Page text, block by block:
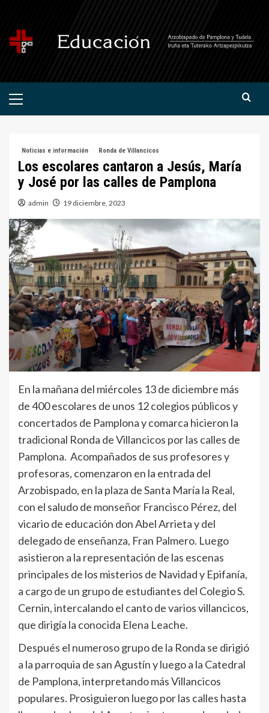
contenido
Menú
Noticias e información Ronda de Villancicos
Los escolares cantaron a Jesús, María
y José por las calles de Pamplona
admin 19 diciembre, 2023
En la mañana del miércoles 13 de diciembre más
de 400 escolares de unos 12 colegios públicos y
concertados de Pamplona y comarca hicieron la
tradicional Ronda de Villancicos por las calles de
Pamplona. Acompañados de sus profesores y
profesoras, comenzaron en la entrada del
Arzobispado, en la plaza de Santa María la Real,
con el saludo de monseñor Francisco Pérez, del
vicario de educación don Abel Arrieta y del
delegado de enseñanza, Fran Palmero. Luego
asistieron a la representación de las escenas
principales de los misterios de Navidad y Epifanía,
a cargo de un grupo de estudiantes del Colegio S.
Cernin, intercalando el canto de varios villancicos,
que dirigía la conocida Elena Leache.
Después el numeroso grupo de la Ronda se dirigió
a la parroquia de san Agustín y luego a la Catedral
de Pamplona, interpretando más Villancicos
populares. Prosiguieron luego por las calles hasta